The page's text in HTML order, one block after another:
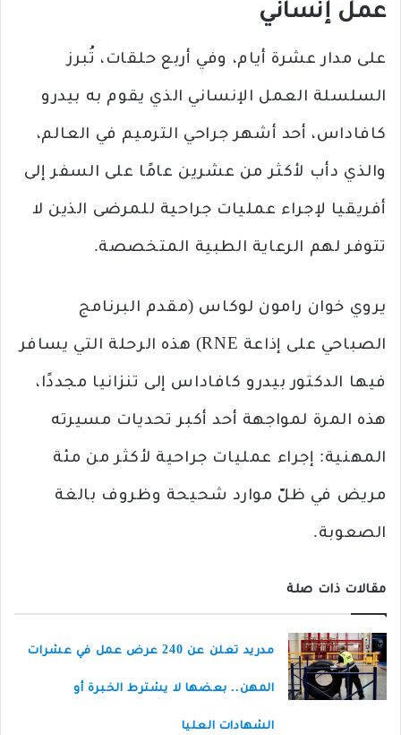
عمل إنساني
على مدار عشرة أيام، وفي أربع حلقات، تُبرز
السلسلة العمل الإنساني الذي يقوم به بيدرو
كافاداس، أحد أشهر جراحي الترميم في العالم،
والذي دأب لأكثر من عشرين عامًا على السفر إلى
أفريقيا لإجراء عمليات جراحية للمرضى الذين لا
تتوفر لهم الرعاية الطبية المتخصصة.
يروي خوان رامون لوكاس (مقدم البرنامج
الصباحي على إذاعة RNE) هذه الرحلة التي يسافر
فيها الدكتور بيدرو كافاداس إلى تنزانيا مجددًا،
هذه المرة لمواجهة أحد أكبر تحديات مسيرته
المهنية: إجراء عمليات جراحية لأكثر من مئة
مريض في ظلّ موارد شحيحة وظروف بالغة
الصعوبة.
مقالات ذات صلة
مدريد تعلن عن 240 عرض عمل في عشرات
المهن.. بعضها لا يشترط الخبرة أو
الشهادات العليا